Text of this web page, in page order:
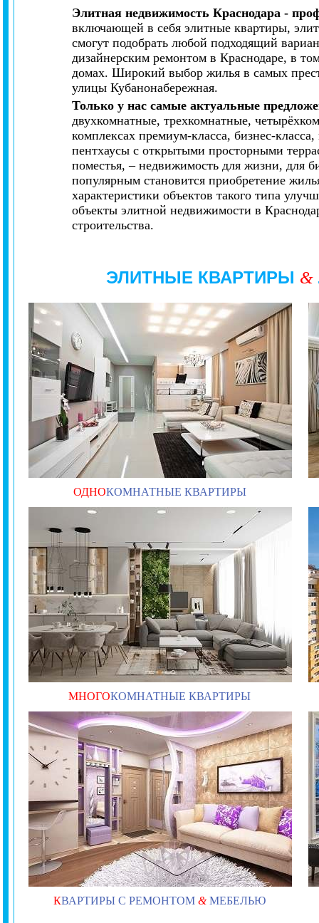
Элитная недвижимость Краснодара -
включающей в себя элитные квартиры,
смогут подобрать любой подходящий
дизайнерским ремонтом в Краснодаре, в
домах. Широкий выбор жилья в самых
улицы Кубанонабережная.
Только у нас самые актуальные
двухкомнатные, трехкомнатные,
комплексах премиум-класса, бизнес-
пентхаусы с открытыми просторными
поместья, – недвижимость для жизни, для
популярным становится приобретение
характеристики объектов такого типа
объекты элитной недвижимости в
строительства.
ЭЛИТНЫЕ КВАРТИРЫ &
ОДНОКОМНАТНЫЕ КВАРТИРЫ
МНОГОКОМНАТНЫЕ КВАРТИРЫ
КВАРТИРЫ С РЕМОНТОМ&МЕБЕЛЬЮ